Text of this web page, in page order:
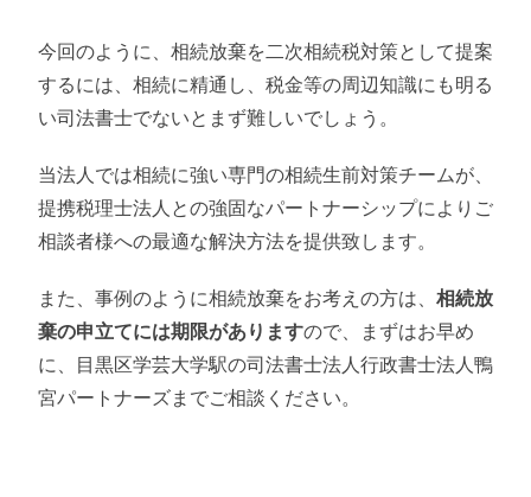
今回のように、相続放棄を二次相続税対策として提案
するには、相続に精通し、税金等の周辺知識にも明る
い司法書士でないとまず難しいでしょう。
当法人では相続に強い専門の相続生前対策チームが、
提携税理士法人との強固なパートナーシップによりご
相談者様への最適な解決方法を提供致します。
また、事例のように相続放棄をお考えの方は、 相続放
棄の申立てには期限がありますので、まずはお早め
に、目黒区学芸大学駅の司法書士法人行政書士法人鴨
宮パートナーズまでご相談ください。